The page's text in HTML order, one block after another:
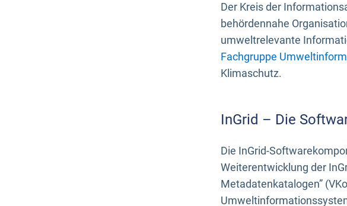
Der Kreis der
behördennahe
umweltrelevante
Fachgruppe
Klimaschutz.
InGrid – Die
Die InGrid-
Weiterentwicklung der
Metadatenkatalogen”